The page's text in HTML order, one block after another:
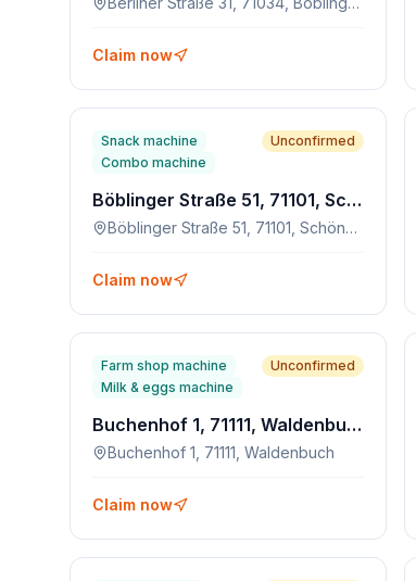
Claim now
Snack machine
Combo machine
Unconfirmed
Böblinger Straße 51, 71101, Schönaich
Böblinger Straße 51, 71101, Schönaich
Claim now
Farm shop machine
Milk & eggs machine
Unconfirmed
Buchenhof 1, 71111, Waldenbuch
Buchenhof 1, 71111, Waldenbuch
Claim now